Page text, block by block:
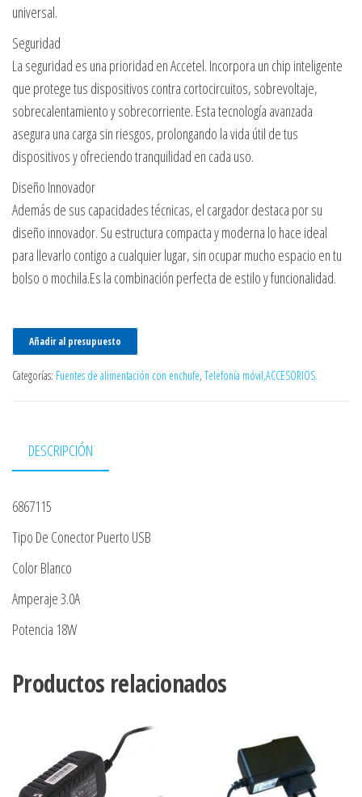
universal.
Seguridad
La seguridad es una prioridad en Accetel. Incorpora un chip inteligente
que protege tus dispositivos contra cortocircuitos, sobrevoltaje,
sobrecalentamiento y sobrecorriente. Esta tecnología avanzada
asegura una carga sin riesgos, prolongando la vida útil de tus
dispositivos y ofreciendo tranquilidad en cada uso.
Diseño Innovador
Además de sus capacidades técnicas, el cargador destaca por su
diseño innovador. Su estructura compacta y moderna lo hace ideal
para llevarlo contigo a cualquier lugar, sin ocupar mucho espacio en tu
bolso o mochila.Es la combinación perfecta de estilo y funcionalidad.
Añadir al presupuesto
Categorías: Fuentes de alimentación con enchufe, Telefonía móvil,ACCESORIOS.
DESCRIPCIÓN
6867115
Tipo De Conector Puerto USB
Color Blanco
Amperaje 3.0A
Potencia 18W
Productos relacionados